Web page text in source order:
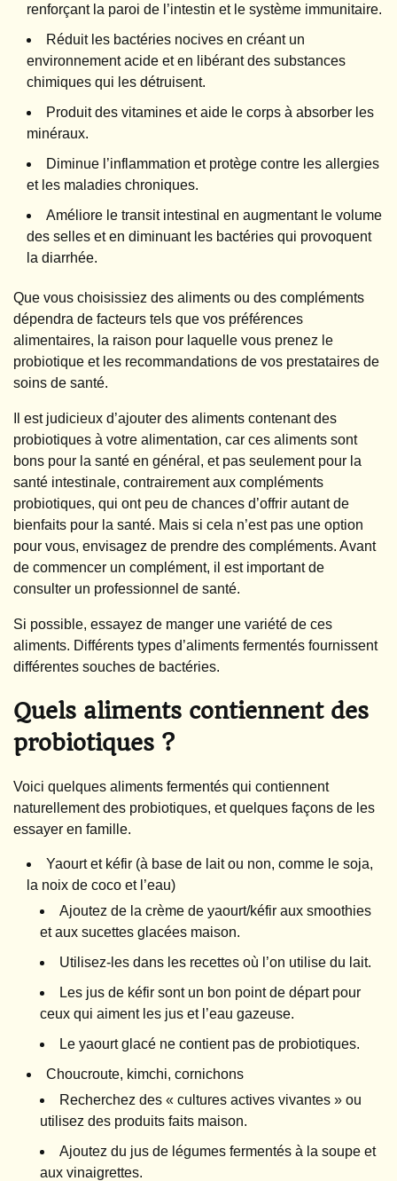
renforçant la paroi de l’intestin et le système immunitaire.
Réduit les bactéries nocives en créant un
environnement acide et en libérant des substances
chimiques qui les détruisent.
Produit des vitamines et aide le corps à absorber les
minéraux.
Diminue l’inflammation et protège contre les allergies
et les maladies chroniques.
Améliore le transit intestinal en augmentant le volume
des selles et en diminuant les bactéries qui provoquent
la diarrhée.
Que vous choisissiez des aliments ou des compléments
dépendra de facteurs tels que vos préférences
alimentaires, la raison pour laquelle vous prenez le
probiotique et les recommandations de vos prestataires de
soins de santé.
Il est judicieux d’ajouter des aliments contenant des
probiotiques à votre alimentation, car ces aliments sont
bons pour la santé en général, et pas seulement pour la
santé intestinale, contrairement aux compléments
probiotiques, qui ont peu de chances d’offrir autant de
bienfaits pour la santé. Mais si cela n’est pas une option
pour vous, envisagez de prendre des compléments. Avant
de commencer un complément, il est important de
consulter un professionnel de santé.
Si possible, essayez de manger une variété de ces
aliments. Différents types d’aliments fermentés fournissent
différentes souches de bactéries.
Quels aliments contiennent des
probiotiques ?
Voici quelques aliments fermentés qui contiennent
naturellement des probiotiques, et quelques façons de les
essayer en famille.
Yaourt et kéfir (à base de lait ou non, comme le soja,
la noix de coco et l’eau)
Ajoutez de la crème de yaourt/kéfir aux smoothies
et aux sucettes glacées maison.
Utilisez-les dans les recettes où l’on utilise du lait.
Les jus de kéfir sont un bon point de départ pour
ceux qui aiment les jus et l’eau gazeuse.
Le yaourt glacé ne contient pas de probiotiques.
Choucroute, kimchi, cornichons
Recherchez des « cultures actives vivantes » ou
utilisez des produits faits maison.
Ajoutez du jus de légumes fermentés à la soupe et
aux vinaigrettes.